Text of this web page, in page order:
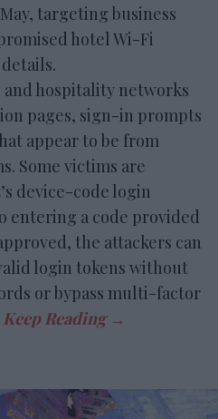
targeting business
hotel Wi-Fi
and hospitality networks
pages, sign-in prompts
appear to be from
Some victims are
device-code login
entering a code provided
the attackers can
login tokens without
or bypass multi-factor